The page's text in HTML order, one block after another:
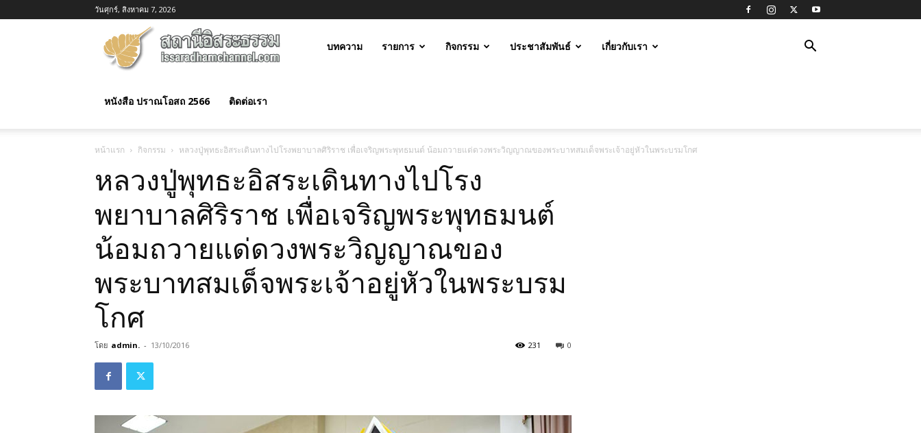
วันศุกร์, สิงหาคม 7, 2026
บทความ รายการ กิจกรรม ประชาสัมพันธ์ เกี่ยวกับเรา
หนังสือ ปราณโอสถ 2566 ติดต่อเรา
หน้าแรก กิจกรรม หลวงปู่พุทธะอิสระเดินทางไปโรงพยาบาลศิริราช เพื่อเจริญพระพุทธมนต์ น้อมถวายแด่ดวงพระวิญญาณของพระบาทสมเด็จพระเจ้าอยู่หัวในพระบรมโกศ
หลวงปู่พุทธะอิสระเดินทางไปโรง
พยาบาลศิริราช เพื่อเจริญพระพุทธมนต์
น้อมถวายแด่ดวงพระวิญญาณของ
พระบาทสมเด็จพระเจ้าอยู่หัวในพระบรม
โกศ
โดย admin. - 13/10/2016 0
231